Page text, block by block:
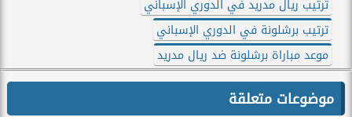
ترتيب ريال مدريد في الدوري الإسباني
ترتيب برشلونة في الدوري الإسباني
موعد مباراة برشلونة ضد ريال مدريد
موضوعات متعلقة